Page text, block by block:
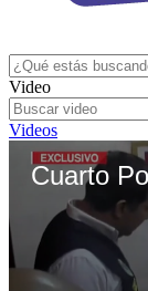
Video
Videos